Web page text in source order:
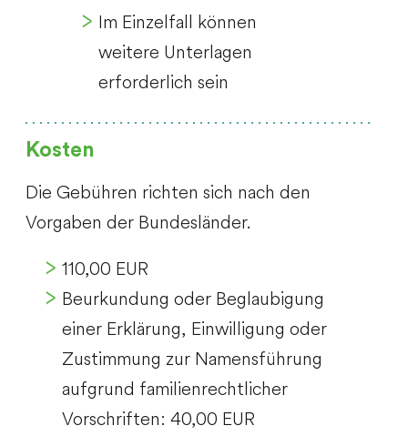
Im Einzelfall können
weitere Unterlagen
erforderlich sein
Kosten
Die Gebühren richten sich nach den
Vorgaben der Bundesländer.
110,00 EUR
Beurkundung oder Beglaubigung
einer Erklärung, Einwilligung oder
Zustimmung zur Namensführung
aufgrund familienrechtlicher
Vorschriften: 40,00 EUR